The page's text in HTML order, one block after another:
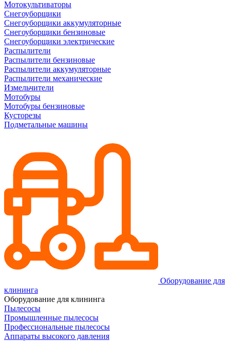
Мотокультиваторы
Снегоуборщики
Снегоуборщики аккумуляторные
Снегоуборщики бензиновые
Снегоуборщики электрические
Распылители
Распылители бензиновые
Распылители аккумуляторные
Распылители механические
Измельчители
Мотобуры
Мотобуры бензиновые
Кусторезы
Подметальные машины
Оборудование для
клининга
Оборудование для клининга
Пылесосы
Промышленные пылесосы
Профессиональные пылесосы
Аппараты высокого давления